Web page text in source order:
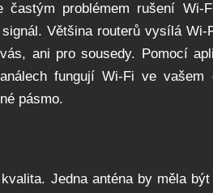
problémem rušení Wi-
Většina routerů vysílá Wi-
ani pro sousedy. Pomocí
fungují Wi-Fi ve
pásmo.
Jedna anténa by měla